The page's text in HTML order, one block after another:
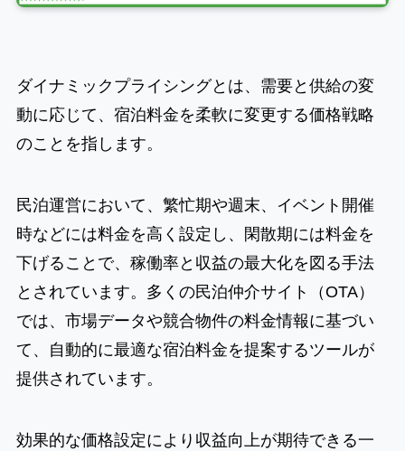
ダイナミックプライシングとは、需要と供給の変
動に応じて、宿泊料金を柔軟に変更する価格戦略
のことを指します。
民泊運営において、繁忙期や週末、イベント開催
時などには料金を高く設定し、閑散期には料金を
下げることで、稼働率と収益の最大化を図る手法
とされています。多くの民泊仲介サイト（OTA）
では、市場データや競合物件の料金情報に基づい
て、自動的に最適な宿泊料金を提案するツールが
提供されています。
効果的な価格設定により収益向上が期待できる一